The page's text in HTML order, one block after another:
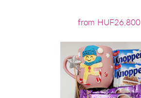
from HUF26,800